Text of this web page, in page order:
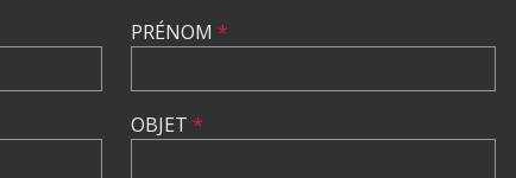
PRÉNOM *
OBJET *